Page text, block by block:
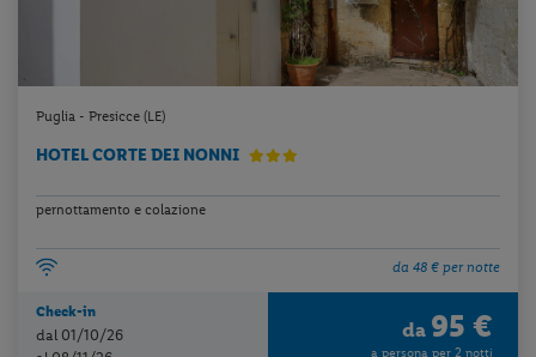
Puglia - Presicce (LE)
HOTEL CORTE DEI NONNI
pernottamento e colazione
da 48 € per notte
Check-in
dal 01/10/26
da 95 €
a persona per 2 notti